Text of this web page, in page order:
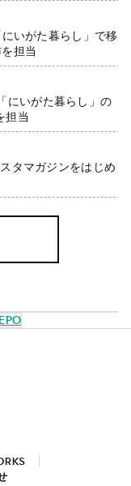
いがた暮らし」で移
担当
にいがた暮らし」の
当
タマガジンをはじめ